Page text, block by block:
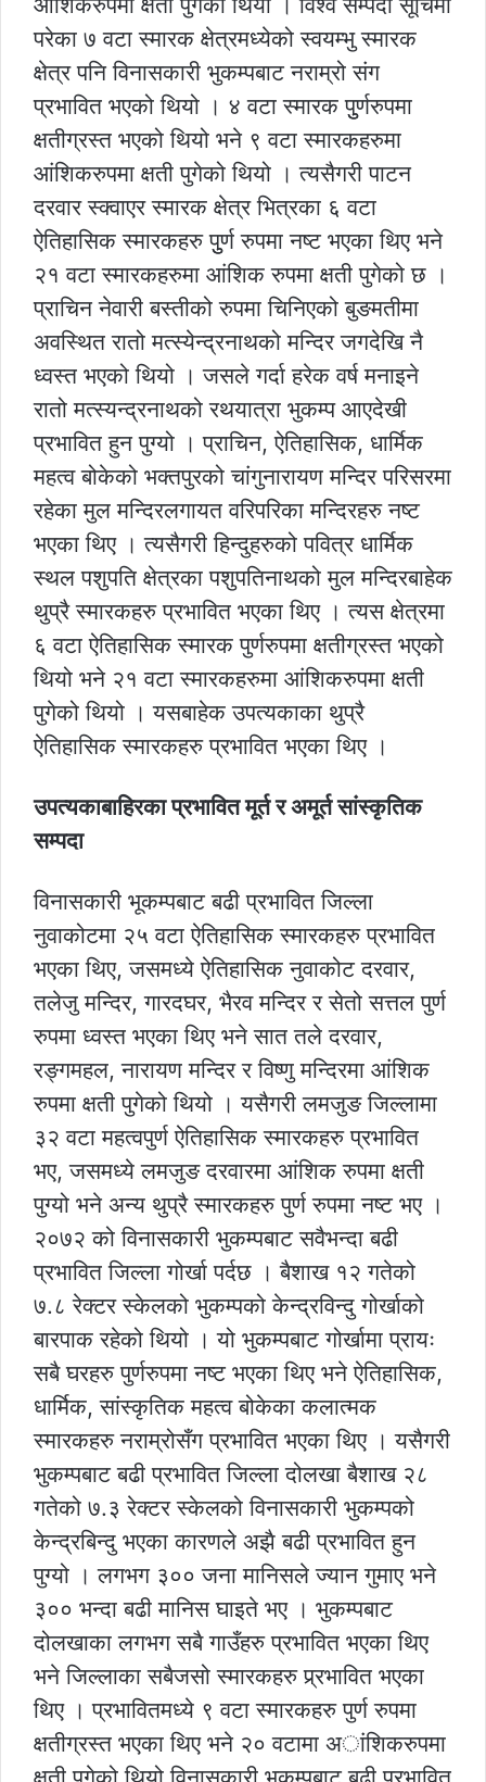
परेका ७ वटा स्मारक क्षेत्रमध्येको स्वयम्भु स्मारक
क्षेत्र पनि विनासकारी भुकम्पबाट नराम्रो संग
प्रभावित भएको थियो । ४ वटा स्मारक पुुर्णरुपमा
क्षतीग्रस्त भएको थियो भने ९ वटा स्मारकहरुमा
आंशिकरुपमा क्षती पुगेको थियो । त्यसैगरी पाटन
दरवार स्क्वाएर स्मारक क्षेत्र भित्रका ६ वटा
ऐतिहासिक स्मारकहरु पुुर्ण रुपमा नष्ट भएका थिए भने
२१ वटा स्मारकहरुमा आंशिक रुपमा क्षती पुगेको छ ।
प्राचिन नेवारी बस्तीको रुपमा चिनिएको बुङमतीमा
अवस्थित रातो मत्स्येन्द्रनाथको मन्दिर जगदेखि नै
ध्वस्त भएको थियो । जसले गर्दा हरेक वर्ष मनाइने
रातो मत्स्यन्द्रनाथको रथयात्रा भुकम्प आएदेखी
प्रभावित हुन पुग्यो । प्राचिन, ऐतिहासिक, धार्मिक
महत्व बोकेको भक्तपुरको चांगुनारायण मन्दिर परिसरमा
रहेका मुल मन्दिरलगायत वरिपरिका मन्दिरहरु नष्ट
भएका थिए । त्यसैगरी हिन्दुहरुको पवित्र धार्मिक
स्थल पशुपति क्षेत्रका पशुपतिनाथको मुल मन्दिरबाहेक
थुप्रै स्मारकहरु प्रभावित भएका थिए । त्यस क्षेत्रमा
६ वटा ऐतिहासिक स्मारक पुर्णरुपमा क्षतीग्रस्त भएको
थियो भने २१ वटा स्मारकहरुमा आंशिकरुपमा क्षती
पुगेको थियो । यसबाहेक उपत्यकाका थुप्रै
ऐतिहासिक स्मारकहरु प्रभावित भएका थिए ।
उपत्यकाबाहिरका प्रभावित मूर्त र अमूर्त सांस्कृतिक
सम्पदा
विनासकारी भूकम्पबाट बढी प्रभावित जिल्ला
नुवाकोटमा २५ वटा ऐतिहासिक स्मारकहरु प्रभावित
भएका थिए, जसमध्ये ऐतिहासिक नुवाकोट दरवार,
तलेजु मन्दिर, गारदघर, भैरव मन्दिर र सेतो सत्तल पुर्ण
रुपमा ध्वस्त भएका थिए भने सात तले दरवार,
रङ्गमहल, नारायण मन्दिर र विष्णु मन्दिरमा आंशिक
रुपमा क्षती पुगेको थियो । यसैगरी लमजुङ जिल्लामा
३२ वटा महत्वपुर्ण ऐतिहासिक स्मारकहरु प्रभावित
भए, जसमध्ये लमजुङ दरवारमा आंशिक रुपमा क्षती
पुग्यो भने अन्य थुप्रै स्मारकहरु पुर्ण रुपमा नष्ट भए ।
२०७२ को विनासकारी भुकम्पबाट सवैभन्दा बढी
प्रभावित जिल्ला गोर्खा पर्दछ । बैशाख १२ गतेको
७.८ रेक्टर स्केलको भुकम्पको केन्द्रविन्दु गोर्खाको
बारपाक रहेको थियो । यो भुकम्पबाट गोर्खामा प्रायः
सबै घरहरु पुर्णरुपमा नष्ट भएका थिए भने ऐतिहासिक,
धार्मिक, सांस्कृतिक महत्व बोकेका कलात्मक
स्मारकहरु नराम्रोसँग प्रभावित भएका थिए । यसैगरी
भुकम्पबाट बढी प्रभावित जिल्ला दोलखा बैशाख २८
गतेको ७.३ रेक्टर स्केलको विनासकारी भुकम्पको
केन्द्रबिन्दु भएका कारणले अझै बढी प्रभावित हुन
पुग्यो । लगभग ३०० जना मानिसले ज्यान गुमाए भने
३०० भन्दा बढी मानिस घाइते भए । भुकम्पबाट
दोलखाका लगभग सबै गाउँहरु प्रभावित भएका थिए
भने जिल्लाका सबैजसो स्मारकहरु प्र्रभावित भएका
थिए । प्रभावितमध्ये ९ वटा स्मारकहरु पुर्ण रुपमा
क्षतीग्रस्त भएका थिए भने २० वटामा अांशिकरुपमा